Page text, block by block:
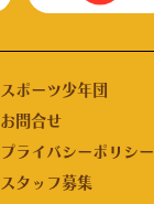
スポーツ少年団
お問合せ
プライバシーポリシー
スタッフ募集